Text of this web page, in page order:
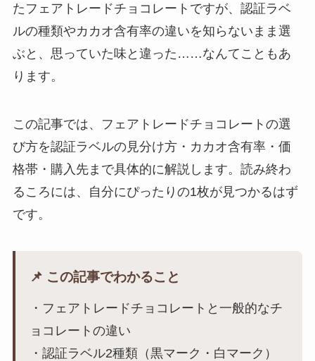
たフェアトレードチョコレートですが、認証ラベ
ルの種類やカカオ含有率の違いを知らないまま選
ぶと、思っていた味と違った……なんてこともあ
ります。
この記事では、フェアトレードチョコレートの選
び方を認証ラベルの見分け方・カカオ含有率・価
格帯・購入先まで具体的に解説します。読み終わ
るころには、自分にぴったりの1枚が見つかるはず
です。
📌 この記事でわかること
・フェアトレードチョコレートと一般的なチ
ョコレートの違い
・認証ラベル2種類（黒マーク・白マーク）